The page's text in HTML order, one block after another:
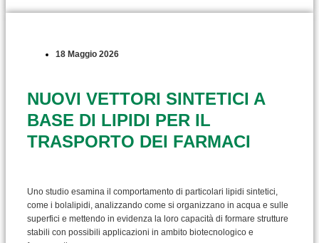
18 Maggio 2026
NUOVI VETTORI SINTETICI A
BASE DI LIPIDI PER IL
TRASPORTO DEI FARMACI
Uno studio esamina il comportamento di particolari lipidi sintetici,
come i bolalipidi, analizzando come si organizzano in acqua e sulle
superfici e mettendo in evidenza la loro capacità di formare strutture
stabili con possibili applicazioni in ambito biotecnologico e